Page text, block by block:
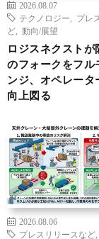
2026.08.07
テクノロジー
プレ
ど
動向/展望
ロジスネクストが
のフォークをフル
ンジ、オペレータ
向上図る
2026.08.06
プレスリリースなど